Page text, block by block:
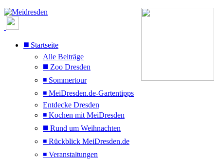
◼️ Startseite
Alle Beiträge
◼️ Zoo Dresden
◾ Sommertour
◾ MeiDresden.de-Gartentipps
Entdecke Dresden
◾ Kochen mit MeiDresden
◼️ Rund um Weihnachten
◾ Rückblick MeiDresden.de
◾ Veranstaltungen